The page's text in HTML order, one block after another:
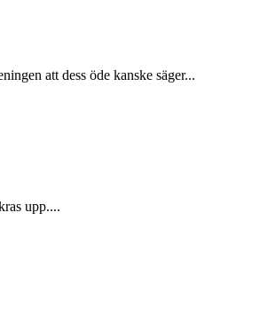
att dess öde kanske säger...
upp....